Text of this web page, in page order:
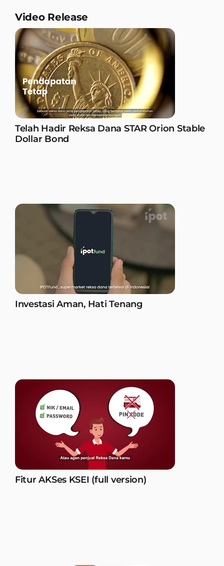
Video Release
Telah Hadir Reksa Dana STAR Orion Stable
Dollar Bond
Investasi Aman, Hati Tenang
Fitur AKSes KSEI (full version)